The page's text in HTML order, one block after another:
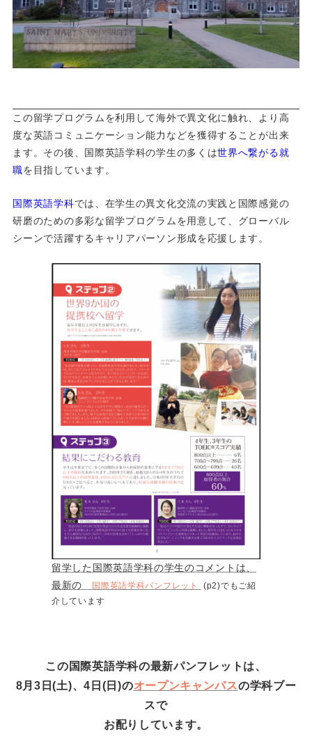
この留学プログラムを利用して海外で異文化に触れ、より高
度な英語コミュニケーション能力などを獲得することが出来
ます。その後、国際英語学科の学生の多くは世界へ繋がる就
職を目指しています。
国際英語学科では、在学生の異文化交流の実践と国際感覚の
研磨のための多彩な留学プログラムを用意して、グローバル
シーンで活躍するキャリアパーソン形成を応援します。
留学した国際英語学科の学生のコメントは、
最新の
国際英語学科パンフレット (p2)でもご紹
介しています
この国際英語学科の最新パンフレットは、
8月3日(土)、4日(日)のオープンキャンパスの学科ブー
スで
お配りしています。